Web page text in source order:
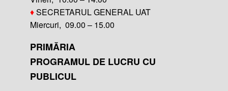
♦SECRETARUL GENERAL UAT
Miercuri, 09.00 – 15.00
PRIMĂRIA
PROGRAMUL DE LUCRU CU
PUBLICUL